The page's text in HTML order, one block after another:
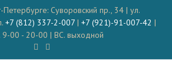
Суворовский пр., 34 | ул.
+7 (812) 337-2-007| +7 (921)-91-007-42 |
9-00 - 20-00 | ВС. выходной